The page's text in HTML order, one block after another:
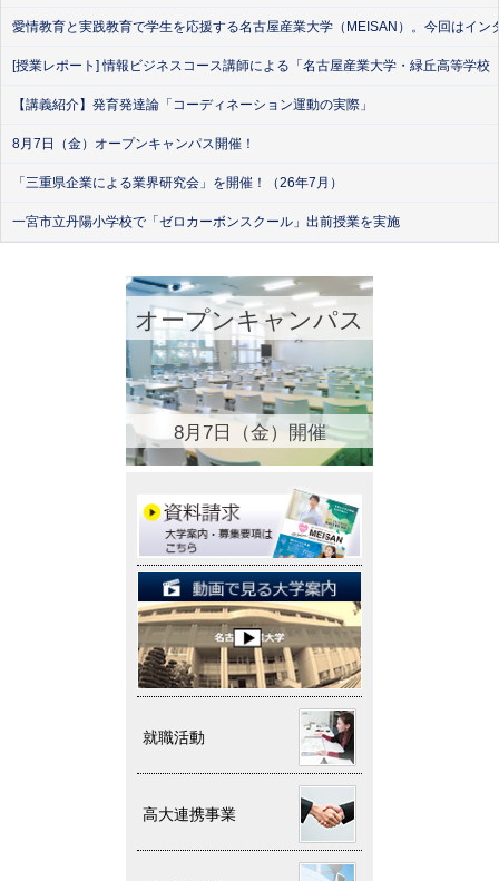
愛情教育と実践教育で学生を応援する名古屋産業大学（MEISAN）。今回はイ
[授業レポート] 情報ビジネスコース講師による「名古屋産業大学・緑丘高等学
【講義紹介】発育発達論「コーディネーション運動の実際」
8月7日（金）オープンキャンパス開催！
「三重県企業による業界研究会」を開催！（26年7月）
一宮市立丹陽小学校で「ゼロカーボンスクール」出前授業を実施
オープンキャンパス
8月7日（金）開催
就職活動
高大連携事業